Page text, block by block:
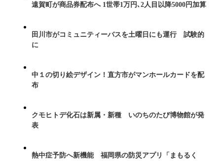
遠賀町が商品券配布へ 1世帯1万円､2人目以降5000円加算
田川市がコミュニティーバスを土曜日にも運行 試験的
に
中１の切り絵デザイン！直方市がマンホールカードを配
布
クモヒトデ化石は新属・新種 いのちのたび博物館が発
表
熱中症予防へ新機能 福岡県の防災アプリ「まもるく